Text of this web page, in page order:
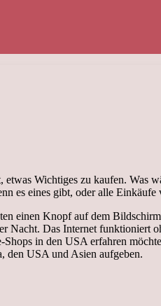
Wichtiges zu kaufen. Was
es eines gibt, oder alle
einen Knopf auf dem
Nacht. Das Internet
in den USA erfahren
den USA und Asien aufgeben.